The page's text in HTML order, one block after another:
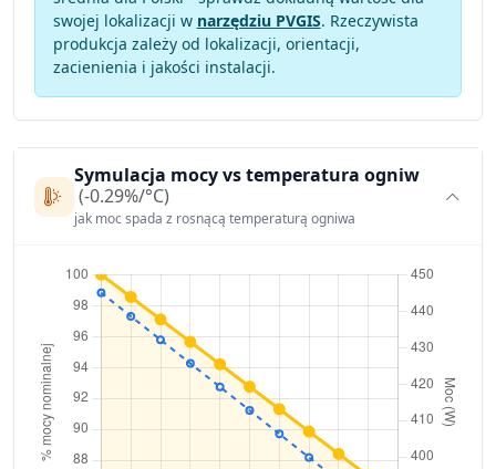
swojej lokalizacji w narzędziu PVGIS. Rzeczywista
produkcja zależy od lokalizacji, orientacji,
zacienienia i jakości instalacji.
Symulacja mocy vs temperatura ogniw
(-0.29%/°C)
jak moc spada z rosnącą temperaturą ogniwa